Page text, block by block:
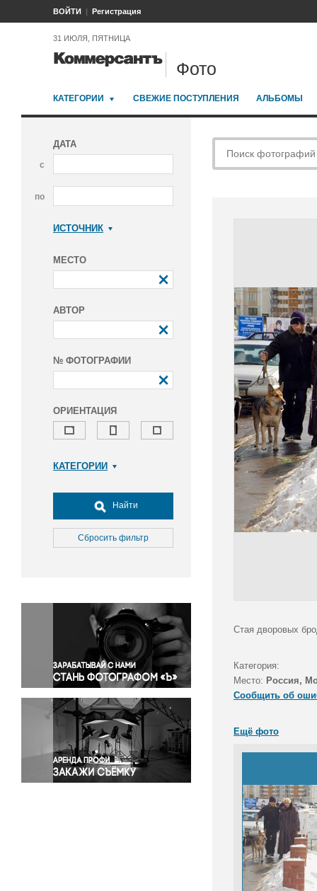
ВОЙТИ Регистрация
31 ИЮЛЯ, ПЯТНИЦА
Фото
КАТЕГОРИИ СВЕЖИЕ ПОСТУПЛЕНИЯ АЛЬБОМЫ
ДАТА
с
по
ИСТОЧНИК
МЕСТО
АВТОР
№ ФОТОГРАФИИ
ОРИЕНТАЦИЯ
КАТЕГОРИИ
Досуг, туризм и отдых
Культура
Медицина
Окружающая среда
Политика
Правосудие
Происшествия и конфликты
Религия
Светская жизнь
Спорт
Экология
Экономика и бизнес
Найти
Сбросить фильтр
Стая дворовых
Категория:
Место: Россия,
Сообщить об
Ещё фото